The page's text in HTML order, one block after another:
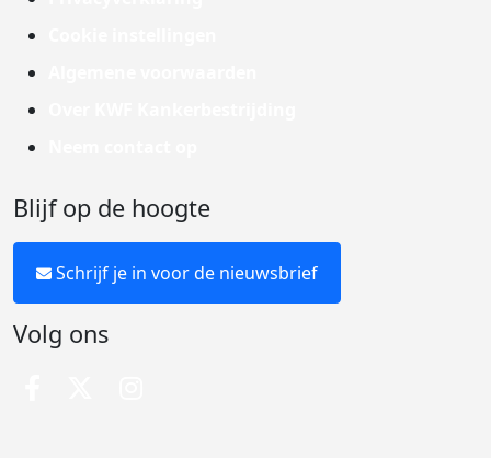
Blijf op de hoogte
Schrijf je in voor de nieuwsbrief
Volg ons